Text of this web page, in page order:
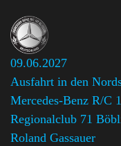
09.06.2027
Ausfahrt in den
Mercedes-Benz R/C
Regionalclub 71
Roland Gassauer